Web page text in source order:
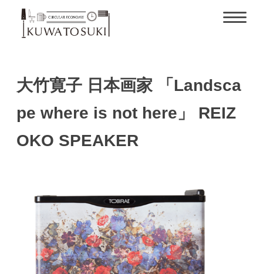
大竹寛子 日本画家 「Landsca
pe where is not here」 REIZ
OKO SPEAKER